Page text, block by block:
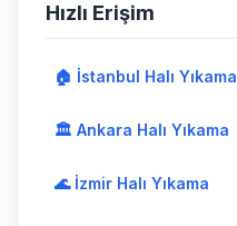
Hızlı Erişim
🏠 İstanbul Halı Yıkama
🏛️ Ankara Halı Yıkama
🌊 İzmir Halı Yıkama